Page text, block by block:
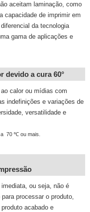
aceitam laminação, como
capacidade de imprimir em
da tecnologia
gama de aplicações e
devido a cura 60°
calor ou mídias com
indefinições e variações de
versatilidade e
a 70 ℃ ou mais.
ou seja, não é
processar o produto,
acabado e